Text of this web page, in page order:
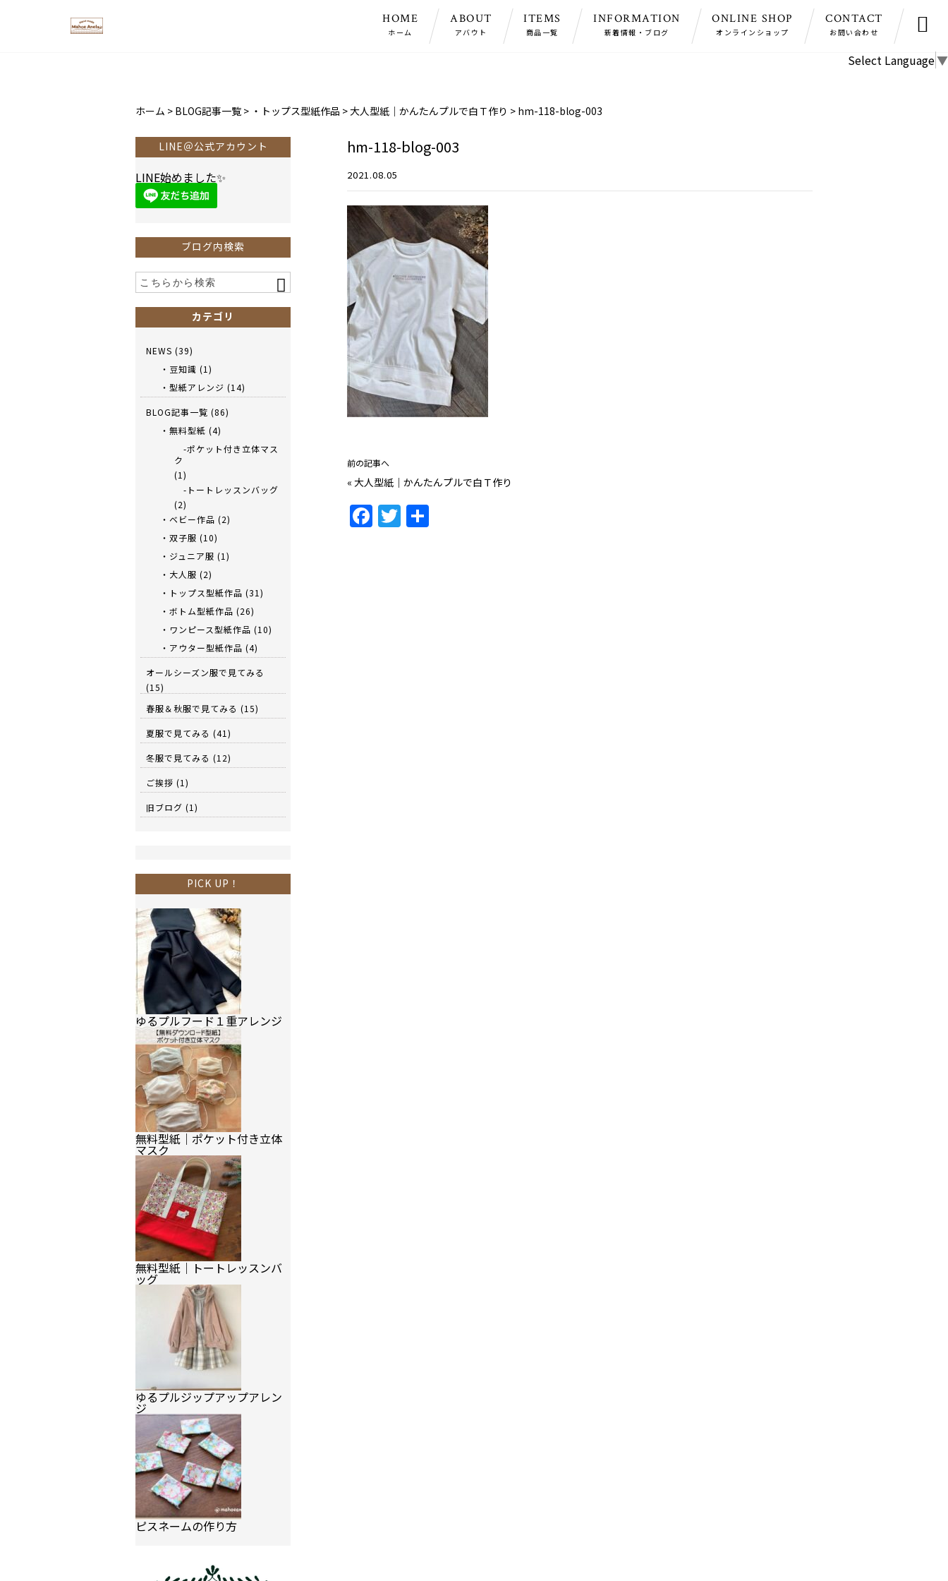
HOME
ホーム
ABOUT
アバウト
ITEMS
商品一覧
INFORMATION
新着情報・ブログ
ONLINE SHOP
オンラインショップ
CONTACT
お問い合わせ 
Select Language▼
ホーム > BLOG記事一覧 > ・トップス型紙作品 >大人型紙｜かんたんプルで白Ｔ作り > hm-118-blog-003
hm-118-blog-003
2021.08.05
前の記事へ
« 大人型紙｜かんたんプルで白Ｔ作り
F
a
T
w
LINE＠公式アカウント
LINE始めました✨
ブログ内検索
カテゴリ
NEWS (39)
・豆知識 (1)
・型紙アレンジ (14)
BLOG記事一覧 (86)
・無料型紙 (4)
-ポケット付き立体マス
ク
(1)
-トートレッスンバッグ
(2)
・ベビー作品 (2)
・双子服 (10)
・ジュニア服 (1)
・大人服 (2)
・トップス型紙作品 (31)
・ボトム型紙作品 (26)
・ワンピース型紙作品 (10)
・アウター型紙作品 (4)
オールシーズン服で見てみる
(15)
春服＆秋服で見てみる (15)
夏服で見てみる (41)
冬服で見てみる (12)
ご挨拶 (1)
旧ブログ (1)
PICK UP！
ゆるプルフード１重アレンジ
無料型紙｜ポケット付き立体
マスク
無料型紙｜トートレッスンバ
ッグ
ゆるプルジップアップアレン
ジ
ピスネームの作り方